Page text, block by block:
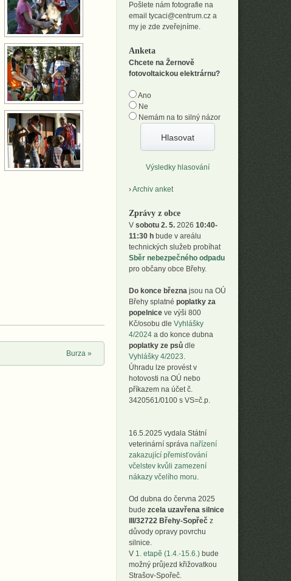
Burza »
Pošlete nám fotografie na
email tycaci@centrum.cz a
my je zde zveřejníme.
Anketa
Chcete na Žernově
fotovoltaickou elektrárnu?
Ano
Ne
Nemám na to silný názor
Výsledky hlasování
Archiv anket
Zprávy z obce
V sobotu 2. 5. 2026 10:40-
11:30 h bude v areálu
technických služeb probíhat
Sběr nebezpečného odpadu
pro občany obce Břehy.
Do konce března jsou na OÚ
Břehy splatné poplatky za
popelnice ve výši 800
Kč/osobu dle Vyhlášky
4/2024 a do konce dubna
poplatky ze psů dle
Vyhlášky 4/2023
Úhradu lze provést v
hotovosti na OÚ nebo
příkazem na účet č.
3420561/0100 s VS=č.p.
16.5.2025 vydala Státní
veterinární správa nařízení
zakazující přemisťování
včelstev kvůli zamezení
nákazy včelího moru
Od dubna do června 2025
bude zcela uzavřena silnice
III/32722 Břehy-Sopřeč z
důvody opravy povrchu
silnice.
V 1. etapě (1.4.-15.6.) bude
možný průjezd křižovatkou
Strašov-Spořeč.